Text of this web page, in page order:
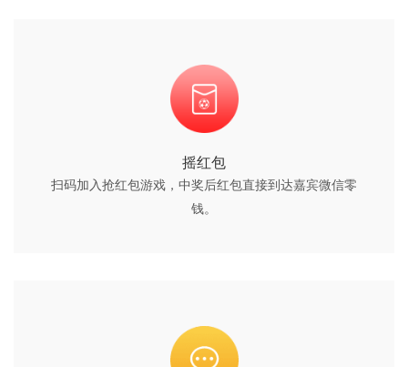
摇红包
扫码加入抢红包游戏，中奖后红包直接到达嘉宾微信零
钱。